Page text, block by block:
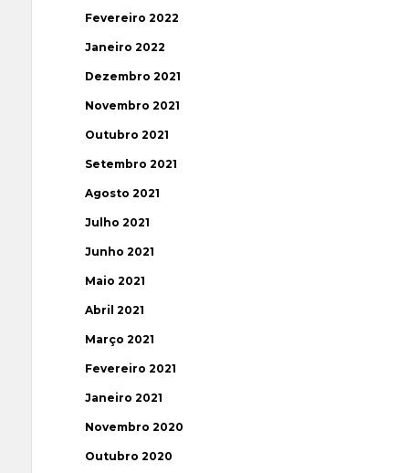
Fevereiro 2022
Janeiro 2022
Dezembro 2021
Novembro 2021
Outubro 2021
Setembro 2021
Agosto 2021
Julho 2021
Junho 2021
Maio 2021
Abril 2021
Março 2021
Fevereiro 2021
Janeiro 2021
Novembro 2020
Outubro 2020